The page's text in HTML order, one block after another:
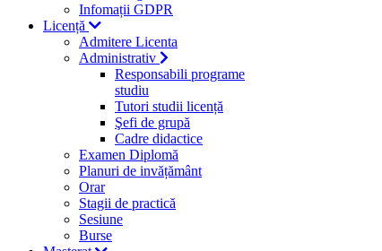
Infomații GDPR
Licență
Admitere Licenta
Administrativ
Responsabili programe
studiu
Tutori studii licență
Şefi de grupă
Cadre didactice
Examen Diplomă
Planuri de invățământ
Orar
Stagii de practică
Sesiune
Burse